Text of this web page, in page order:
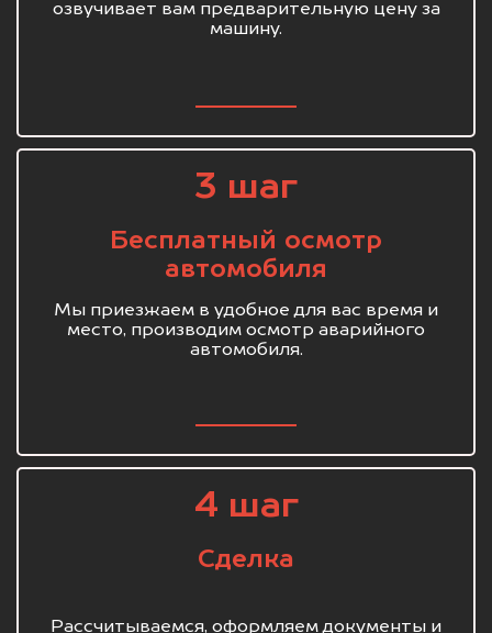
озвучивает вам предварительную цену за
машину.
3 шаг
Бесплатный осмотр
автомобиля
Мы приезжаем в удобное для вас время и
место, производим осмотр аварийного
автомобиля.
4 шаг
Сделка
Рассчитываемся, оформляем документы и